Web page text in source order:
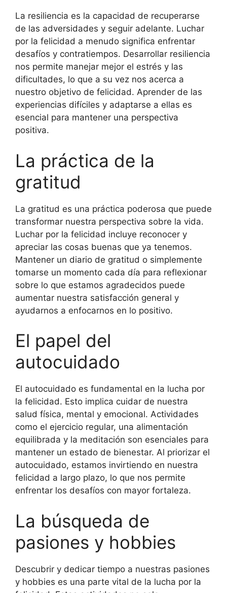
La resiliencia es la capacidad de recuperarse
de las adversidades y seguir adelante. Luchar
por la felicidad a menudo significa enfrentar
desafíos y contratiempos. Desarrollar resiliencia
nos permite manejar mejor el estrés y las
dificultades, lo que a su vez nos acerca a
nuestro objetivo de felicidad. Aprender de las
experiencias difíciles y adaptarse a ellas es
esencial para mantener una perspectiva
positiva.
La práctica de la
gratitud
La gratitud es una práctica poderosa que puede
transformar nuestra perspectiva sobre la vida.
Luchar por la felicidad incluye reconocer y
apreciar las cosas buenas que ya tenemos.
Mantener un diario de gratitud o simplemente
tomarse un momento cada día para reflexionar
sobre lo que estamos agradecidos puede
aumentar nuestra satisfacción general y
ayudarnos a enfocarnos en lo positivo.
El papel del
autocuidado
El autocuidado es fundamental en la lucha por
la felicidad. Esto implica cuidar de nuestra
salud física, mental y emocional. Actividades
como el ejercicio regular, una alimentación
equilibrada y la meditación son esenciales para
mantener un estado de bienestar. Al priorizar el
autocuidado, estamos invirtiendo en nuestra
felicidad a largo plazo, lo que nos permite
enfrentar los desafíos con mayor fortaleza.
La búsqueda de
pasiones y hobbies
Descubrir y dedicar tiempo a nuestras pasiones
y hobbies es una parte vital de la lucha por la